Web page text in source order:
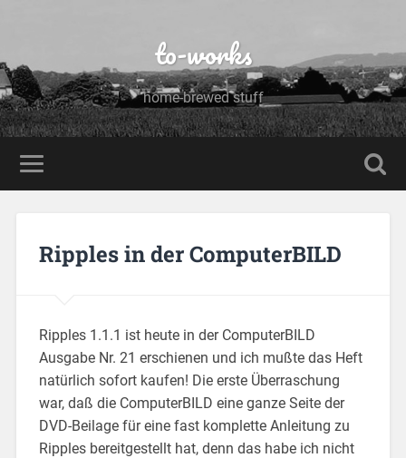
to-works
home-brewed stuff
Ripples in der ComputerBILD
Ripples 1.1.1 ist heute in der ComputerBILD
Ausgabe Nr. 21 erschienen und ich mußte das Heft
natürlich sofort kaufen! Die erste Überraschung
war, daß die ComputerBILD eine ganze Seite der
DVD-Beilage für eine fast komplette Anleitung zu
Ripples bereitgestellt hat, denn das habe ich nicht